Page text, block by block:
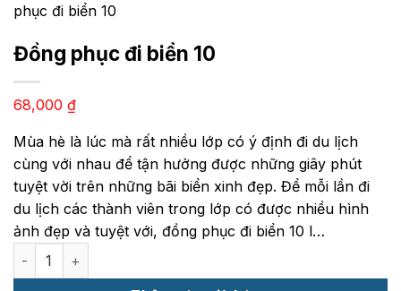
phục đi biển 10
Đồng phục đi biển 10
68,000 ₫
Mùa hè là lúc mà rất nhiều lớp có ý định đi du lịch
cùng với nhau để tận hưởng được những giây phút
tuyệt vời trên những bãi biển xinh đẹp. Để mỗi lần đi
du lịch các thành viên trong lớp có được nhiều hình
ảnh đẹp và tuyệt với, đồng phục đi biển 10 l…
Đồng phục đi biển 10 số lượng